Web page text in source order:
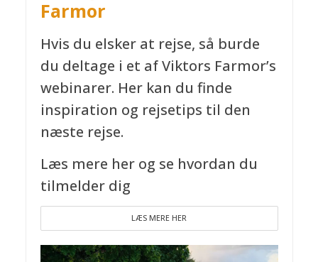
Farmor
Hvis du elsker at rejse, så burde
du deltage i et af Viktors Farmor’s
webinarer. Her kan du finde
inspiration og rejsetips til den
næste rejse.
Læs mere her og se hvordan du
tilmelder dig
LÆS MERE HER